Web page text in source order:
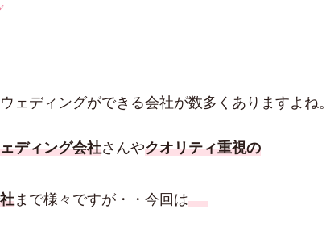
ェディングができる会社が数多くありますよね。
ディング会社さんやクオリティ重視の
まで様々ですが・・今回は